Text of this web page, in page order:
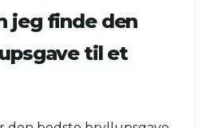
jeg finde den
til et